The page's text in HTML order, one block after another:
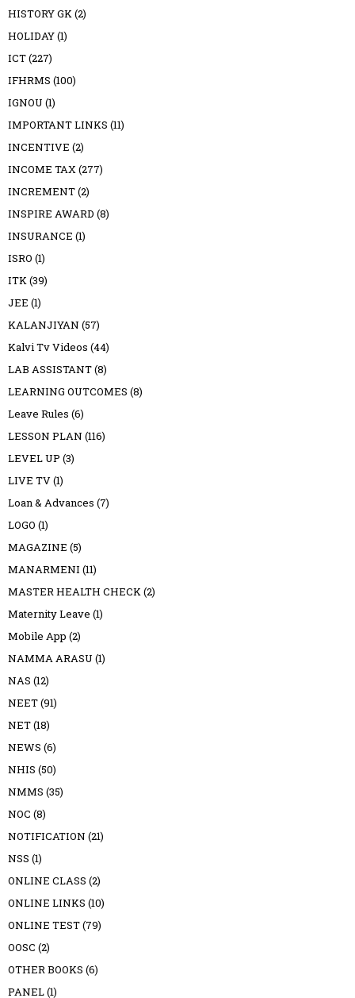
HISTORY GK(2)
HOLIDAY(1)
ICT(227)
IFHRMS (100)
IGNOU (1)
IMPORTANT LINKS (11)
INCENTIVE (2)
INCOME TAX(277)
INCREMENT(2)
INSPIRE AWARD (8)
INSURANCE (1)
ISRO (1)
ITK(39)
JEE (1)
KALANJIYAN (57)
Kalvi Tv Videos (44)
LAB ASSISTANT(8)
LEARNING OUTCOMES (8)
Leave Rules (6)
LESSON PLAN (116)
LEVEL UP (3)
LIVE TV(1)
Loan & Advances (7)
LOGO (1)
MAGAZINE (5)
MANARMENI (11)
MASTER HEALTH CHECK(2)
Maternity Leave (1)
Mobile App (2)
NAMMA ARASU (1)
NAS (12)
NEET(91)
NET(18)
NEWS (6)
NHIS (50)
NMMS (35)
NOC (8)
NOTIFICATION (21)
NSS (1)
ONLINE CLASS (2)
ONLINE LINKS (10)
ONLINE TEST(79)
OOSC (2)
OTHER BOOKS (6)
PANEL(1)